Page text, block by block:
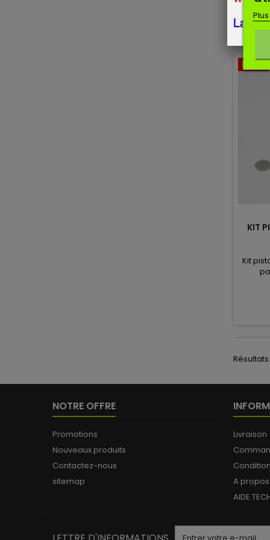
KIT
Kit
S86,
Résultats
NOTRE OFFRE
Promotions
Nouveaux produits
Contactez-nous
sitemap
Livraison
A propos
AIDE